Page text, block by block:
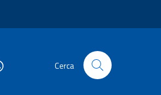
Cerca